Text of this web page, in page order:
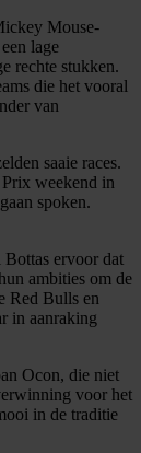
Mouse-
lage
rechte stukken.
die het vooral
van
saaie races.
weekend in
spoken.
Bottas ervoor dat
ambities om de
Red Bulls en
in aanraking
Ocon, die niet
voor het
in de traditie